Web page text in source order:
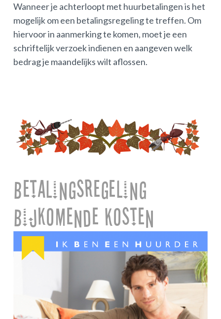
Wanneer je achterloopt met huurbetalingen is het
mogelijk om een betalingsregeling te treffen. Om
hiervoor in aanmerking te komen, moet je een
schriftelijk verzoek indienen en aangeven welk
bedrag je maandelijks wilt aflossen.
Betalingsregeling
Bijkomende Kosten